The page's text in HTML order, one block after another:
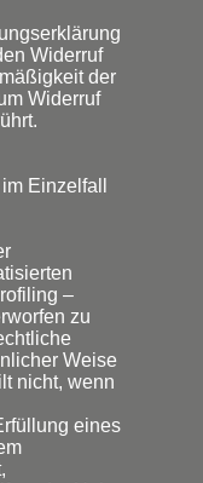
Widerruf
der
Widerruf
Einzelfall
–
zu
Weise
nicht, wenn
eines